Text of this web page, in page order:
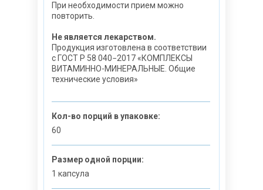
Кол-во порций в упаковке:
Размер одной порции:
При необходимости прием можно
повторить.
Не является лекарством.
Продукция изготовлена в соответствии
с ГОСТ Р 58 040−2017 «КОМПЛЕКСЫ
ВИТАМИННО-МИНЕРАЛЬНЫЕ. Общие
технические условия»
60
1 капсула